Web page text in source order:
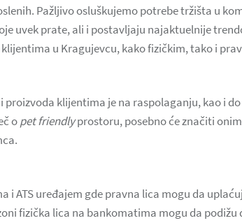
Pažljivo osluškujemo potrebe tržišta u
uvek prate, ali i postavljaju najaktuelnije
u Kragujevcu, kako fizičkim, tako i
proizvoda klijentima je na raspolaganju, kao i do
opet friendlyprostoru, posebno će značiti
i ATS uređajem gde pravna lica mogu da
fizička lica na bankomatima mogu da podižu